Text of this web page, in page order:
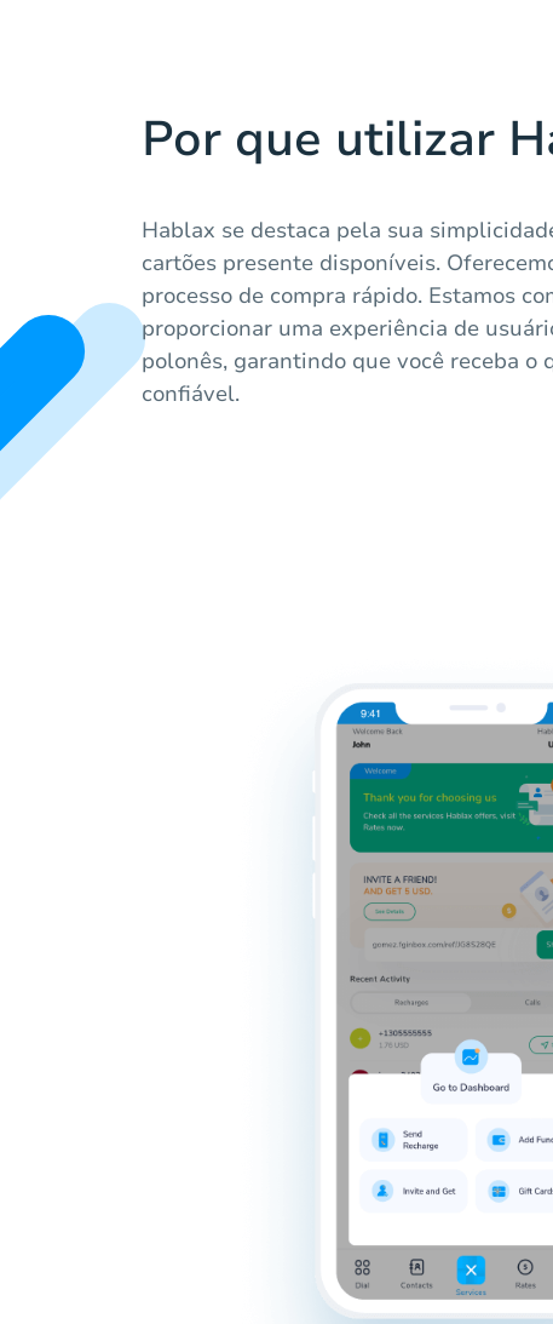
Por que utilizar
Hablax se destaca pela sua
cartões presente disponíveis.
processo de compra rápido. Estamos
proporcionar uma experiência de
polonês, garantindo que você receba o
confiável.